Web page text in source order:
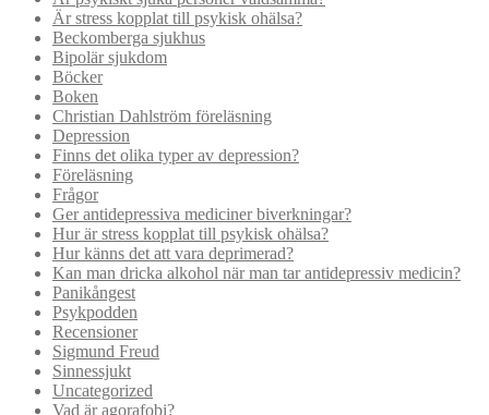
Är stress kopplat till psykisk ohälsa?
Beckomberga sjukhus
Bipolär sjukdom
Böcker
Boken
Christian Dahlström föreläsning
Depression
Finns det olika typer av depression?
Föreläsning
Frågor
Ger antidepressiva mediciner biverkningar?
Hur är stress kopplat till psykisk ohälsa?
Hur känns det att vara deprimerad?
Kan man dricka alkohol när man tar antidepressiv medicin?
Panikångest
Psykpodden
Recensioner
Sigmund Freud
Sinnessjukt
Uncategorized
Vad är agorafobi?